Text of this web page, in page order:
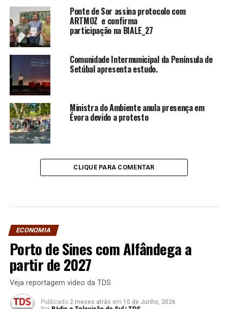
Ponte de Sor assina protocolo com
ARTMOZ e confirma
participação na BIALE_27
Comunidade Intermunicipal da Península de
Setúbal apresenta estudo.
Ministra do Ambiente anula presença em
Évora devido a protesto
CLIQUE PARA COMENTAR
ECONOMIA
Porto de Sines com Alfândega a
partir de 2027
Veja reportagem video da TDS
Publicado 2 meses atrás em 10 de Junho, 2026